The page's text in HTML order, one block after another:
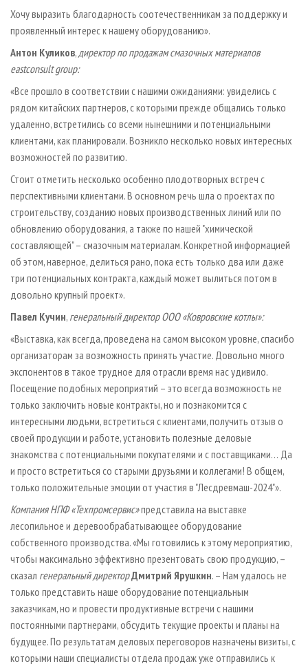
Хочу выразить благодарность соотечественникам за поддержку и
проявленный интерес к нашему оборудованию».
Антон Куликов, директор по продажам смазочных материалов
eastconsult group:
«Все прошло в соответствии с нашими ожиданиями: увиделись с
рядом китайских партнеров, с которыми прежде общались только
удаленно, встретились со всеми нынешними и потенциальными
клиентами, как планировали. Возникло несколько новых интересных
возможностей по развитию.
Стоит отметить несколько особенно плодотворных встреч с
перспективными клиентами. В основном речь шла о проектах по
строительству, созданию новых производственных линий или по
обновлению оборудования, а также по нашей "химической
составляющей" – смазочным материалам. Конкретной информацией
об этом, наверное, делиться рано, пока есть только два или даже
три потенциальных контракта, каждый может вылиться потом в
довольно крупный проект».
Павел Кучин, генеральный директор ООО «Ковровские котлы»:
«Выставка, как всегда, проведена на самом высоком уровне, спасибо
организаторам за возможность принять участие. Довольно много
экспонентов в такое трудное для отрасли время нас удивило.
Посещение подобных мероприятий – это всегда возможность не
только заключить новые контракты, но и познакомится с
интересными людьми, встретиться с клиентами, получить отзыв о
своей продукции и работе, установить полезные деловые
знакомства с потенциальными покупателями и с поставщиками… Да
и просто встретиться со старыми друзьями и коллегами! В общем,
только положительные эмоции от участия в "Лесдревмаш-2024"».
Компания НПФ «Техпромсервис»представила на выставке
лесопильное и деревообрабатывающее оборудование
собственного производства. «Мы готовились к этому мероприятию,
чтобы максимально эффективно презентовать свою продукцию, –
сказал генеральный директорДмитрий Ярушкин. – Нам удалось не
только представить наше оборудование потенциальным
заказчикам, но и провести продуктивные встречи с нашими
постоянными партнерами, обсудить текущие проекты и планы на
будущее. По результатам деловых переговоров назначены визиты, с
которыми наши специалисты отдела продаж уже отправились к